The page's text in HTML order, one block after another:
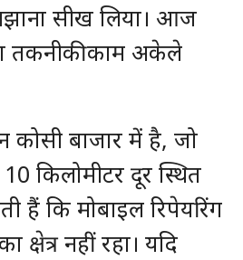
सीख लिया। आज
तकनीकी काम अकेले
कोसी बाजार में है, जो
किलोमीटर दूर स्थित
हैं कि मोबाइल रिपेयरिंग
नहीं रहा। यदि